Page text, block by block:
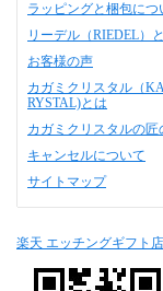
ラッピングと梱包につ
リーデル（RIEDEL）
お客様の声
カガミクリスタル（
RYSTAL)とは
カガミクリスタルの匠
キャンセルについて
サイトマップ
楽天 エッチングギフト店